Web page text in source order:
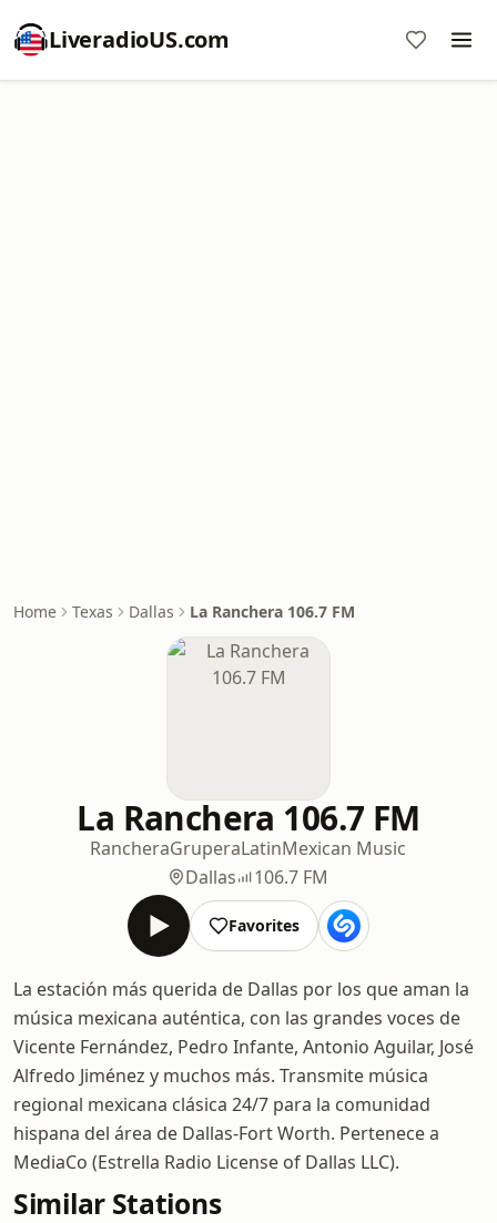
LiveradioUS.com
Home Texas Dallas La Ranchera 106.7 FM
La Ranchera 106.7 FM
RancheraGruperaLatinMexican Music
Dallas
106.7 FM
Favorites
La estación más querida de Dallas por los que aman la
música mexicana auténtica, con las grandes voces de
Vicente Fernández, Pedro Infante, Antonio Aguilar, José
Alfredo Jiménez y muchos más. Transmite música
regional mexicana clásica 24/7 para la comunidad
hispana del área de Dallas-Fort Worth. Pertenece a
MediaCo (Estrella Radio License of Dallas LLC).
Similar Stations